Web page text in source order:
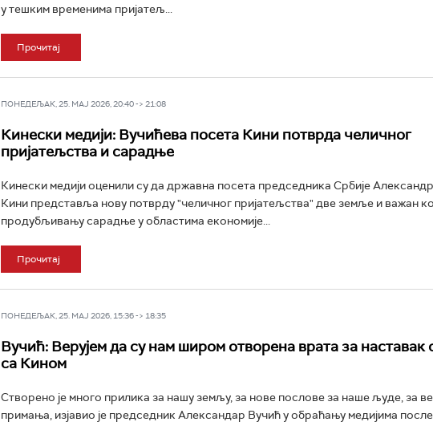
у тешким временима пријатељ...
Прочитај
ПОНЕДЕЉАК, 25. МАЈ 2026, 20:40 -> 21:08
Кинески медији: Вучићева посета Кини потврда челичног
пријатељства и сарадње
Кинески медији оценили су да државна посета председника Србије
Кини представља нову потврду "челичног пријатељства" две земље и важан
продубљивању сарадње у областима економије...
Прочитај
ПОНЕДЕЉАК, 25. МАЈ 2026, 15:36 -> 18:35
Вучић: Верујем да су нам широм отворена врата за наставак
са Кином
Створено је много прилика за нашу земљу, за нове послове за наше људе, за
примања, изјавио је председник Александар Вучић у обраћању медијима